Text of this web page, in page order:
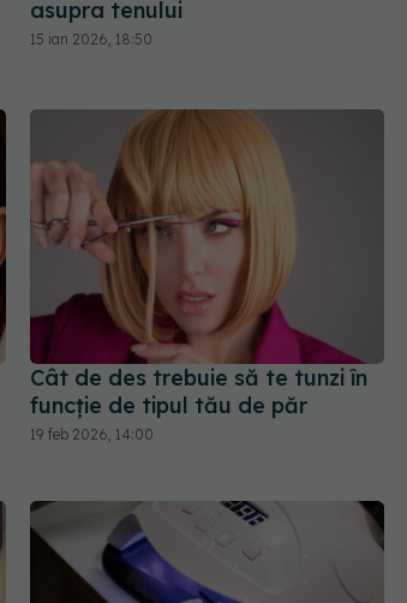
asupra tenului
15 ian 2026, 18:50
Cât de des trebuie să te tunzi în
funcție de tipul tău de păr
19 feb 2026, 14:00